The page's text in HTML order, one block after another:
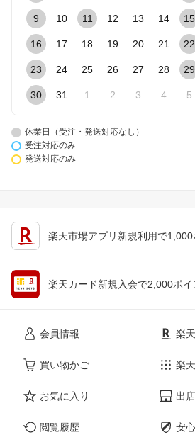
9 10 11 12 13 14 15
16 17 18 19 20 21 22
23 24 25 26 27 28 29
30 31 1 2 3 4 5
休業日（受注・発送対応なし）
受注対応のみ
発送対応のみ
楽天市場アプリ新規利用で1,000
楽天カード新規入会で2,000ポイ
会員情報
買い物かご
お気に入り
閲覧履歴
楽
楽
出
安